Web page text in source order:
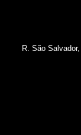
R. São